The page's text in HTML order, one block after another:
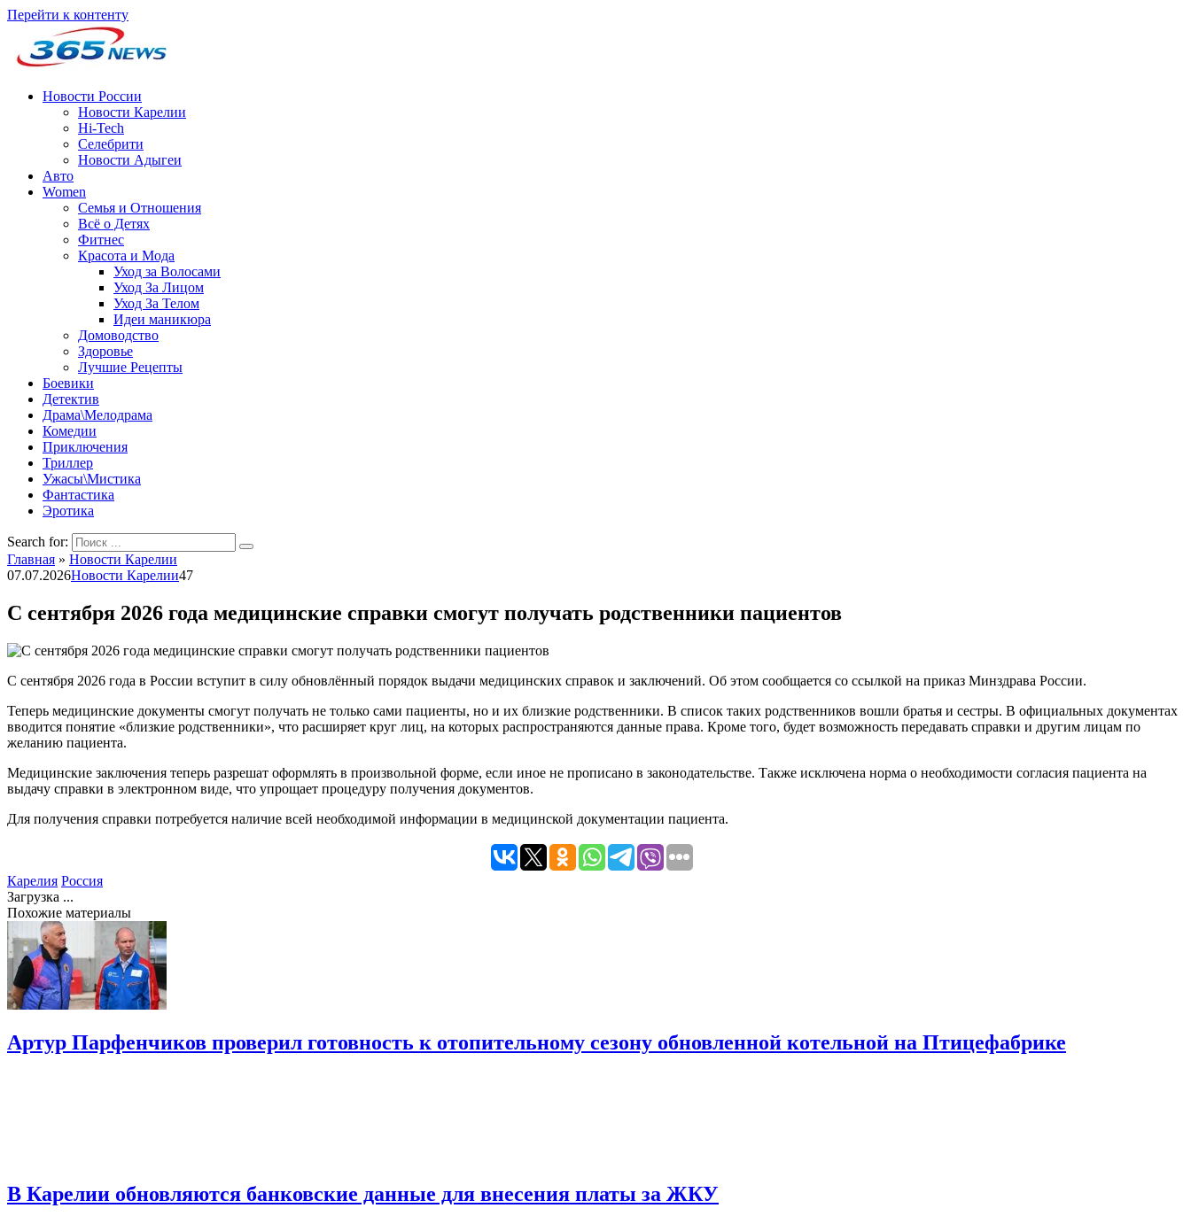
Перейти к контенту
Новости России
Новости Карелии
Hi-Tech
Селебрити
Новости Адыгеи
Авто
Women
Семья и Отношения
Всё о Детях
Фитнес
Красота и Мода
Уход за Волосами
Уход За Лицом
Уход За Телом
Идеи маникюра
Домоводство
Здоровье
Лучшие Рецепты
Боевики
Детектив
Драма\Мелодрама
Комедии
Приключения
Триллер
Ужасы\Мистика
Фантастика
Эротика
Search for:
Главная » Новости Карелии
07.07.2026Новости Карелии47
С сентября 2026 года медицинские справки смогут получать родственники пациентов
С сентября 2026 года в России вступит в силу обновлённый порядок выдачи медицинских справок и заключений. Об этом сообщается со ссылкой на приказ Минздрава России.
Теперь медицинские документы смогут получать не только сами пациенты, но и их близкие родственники. В список таких родственников вошли братья и сестры. В официальных документах
вводится понятие «близкие родственники», что расширяет круг лиц, на которых распространяются данные права. Кроме того, будет возможность передавать справки и другим лицам по
желанию пациента.
Медицинские заключения теперь разрешат оформлять в произвольной форме, если иное не прописано в законодательстве. Также исключена норма о необходимости согласия пациента на
выдачу справки в электронном виде, что упрощает процедуру получения документов.
Для получения справки потребуется наличие всей необходимой информации в медицинской документации пациента.
Карелия Россия
Загрузка ...
Похожие материалы
Артур Парфенчиков проверил готовность к отопительному сезону обновленной котельной на Птицефабрике
В Карелии обновляются банковские данные для внесения платы за ЖКУ